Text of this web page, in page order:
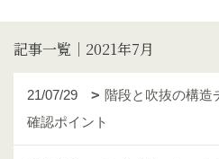
記事一覧｜2021年7月
21/07/29
階段と吹抜の構造
確認ポイント